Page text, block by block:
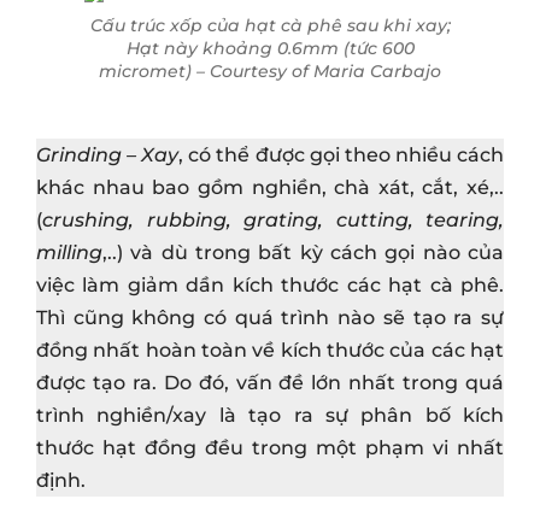
Cấu trúc xốp của hạt cà phê sau khi xay;
Hạt này khoảng 0.6mm (tức 600
micromet) – Courtesy of Maria Carbajo
Grinding – Xay, có thể được gọi theo nhiều cách
khác nhau bao gồm nghiền, chà xát, cắt, xé,..
(crushing, rubbing, grating, cutting, tearing,
milling,..) và dù trong bất kỳ cách gọi nào của
việc làm giảm dần kích thước các hạt cà phê.
Thì cũng không có quá trình nào sẽ tạo ra sự
đồng nhất hoàn toàn về kích thước của các hạt
được tạo ra. Do đó, vấn đề lớn nhất trong quá
trình nghiền/xay là tạo ra sự phân bố kích
thước hạt đồng đều trong một phạm vi nhất
định.